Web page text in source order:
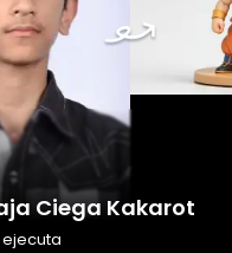
Ciega Kakarot